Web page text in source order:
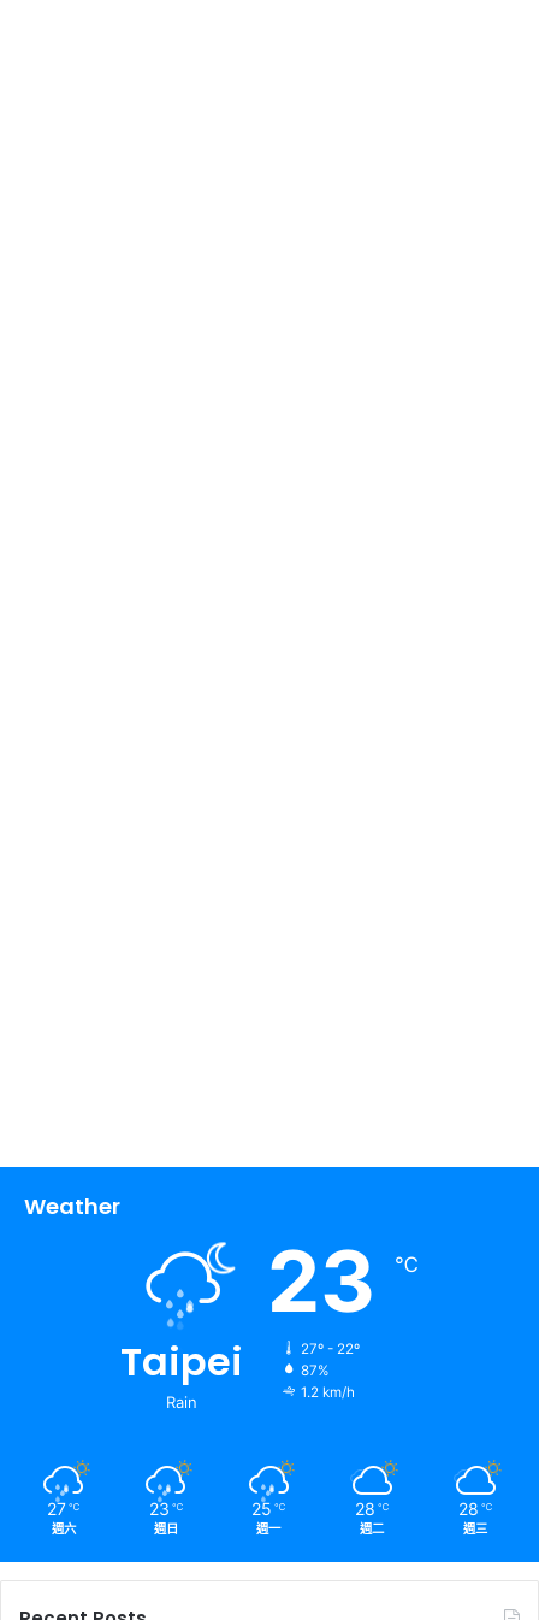
Weather
Taipei
Rain
23 ℃
27º - 22º
87%
1.2 km/h
27 ℃
週六
23 ℃
週日
25 ℃
週一
28 ℃
週二
28 ℃
週三